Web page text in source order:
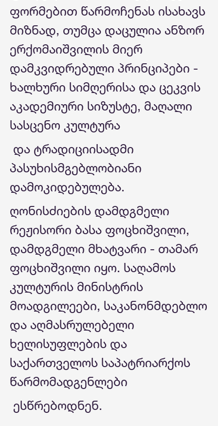
ფორმებით წარმოჩენას ისახავს
მიზნად, თუმცა დაცულია ანზორ
ერქომაიშვილის მიერ
დამკვიდრებული პრინციპები -
ხალხური სიმღერისა და ცეკვის
აკადემიური სიზუსტე, მაღალი
სასცენო კულტურა
და ტრადიციისადმი
პასუხისმგებლობიანი
დამოკიდებულება.
ღონისძიების დამდგმელი
რეჟისორი ბასა ფოცხიშვილი,
დამდგმელი მხატვარი - თამარ
ფოცხიშვილი იყო. საღამოს
კულტურის მინისტრის
მოადგილეები, საკანონმდებლო
და აღმასრულებელი
ხელისუფლების და
საქართველოს საპატრიარქოს
წარმომადგენლები
ესწრებოდნენ.